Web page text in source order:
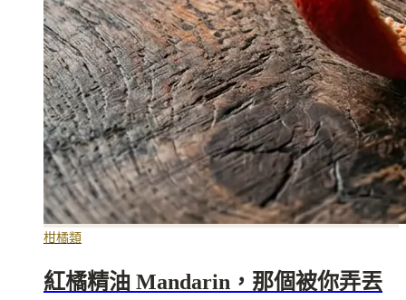
柑橘類
紅橘精油 Mandarin，那個被你弄丟